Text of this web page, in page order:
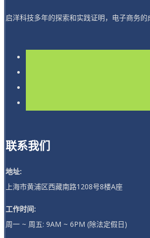
启洋科技多年的探索和实践证明，电子商务
联系我们
地址:
上海市黄浦区西藏南路1208号8楼A座
工作时间:
周一 ~ 周五: 9AM ~ 6PM (除法定假日)